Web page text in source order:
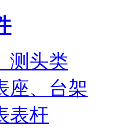
测头类
座、台架
表杆